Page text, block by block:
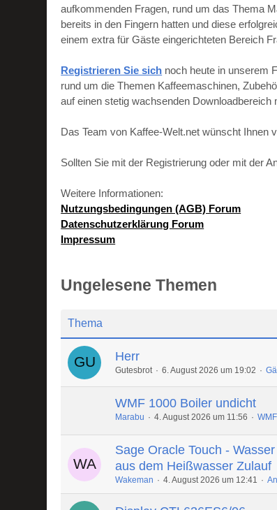
aufkommenden Fragen, rund um das Thema
bereits in den Fingern hatten und diese
einem extra für Gäste eingerichteten Bereich
Registrieren Sie sich noch heute in unserem
rund um die Themen Kaffeemaschinen,
auf einen stetig wachsenden
Das Team von Kaffee-Welt.net wünscht Ihnen
Sollten Sie mit der Registrierung oder mit der
Weitere Informationen:
Nutzungsbedingungen (AGB) Forum
Datenschutzerklärung Forum
Impressum
Ungelesene Themen
Thema
Herr
Gutesbrot 6. August 2026 um 19:02
WMF 1000 Boiler undicht
Marabu 4. August 2026 um 11:56 WMF
Sage Oracle Touch -
aus dem Heißwasser Zulauf
Wakeman 4. August 2026 um 12:41